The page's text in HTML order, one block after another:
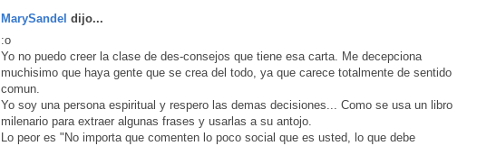
MarySandel dijo...
:o
Yo no puedo creer la clase de des-consejos que tiene esa carta. Me decepciona
muchisimo que haya gente que se crea del todo, ya que carece totalmente de sentido
comun.
Yo soy una persona espiritual y respero las demas decisiones... Como se usa un libro
milenario para extraer algunas frases y usarlas a su antojo.
Lo peor es "No importa que comenten lo poco social que es usted, lo que debe